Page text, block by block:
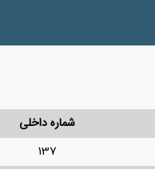
شماره داخلی
137